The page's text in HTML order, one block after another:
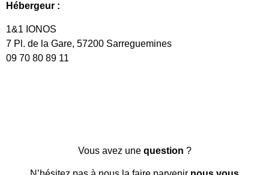
Hébergeur :
1&1 IONOS
7 Pl. de la Gare, 57200 Sarreguemines
09 70 80 89 11
Vous avez une question ?